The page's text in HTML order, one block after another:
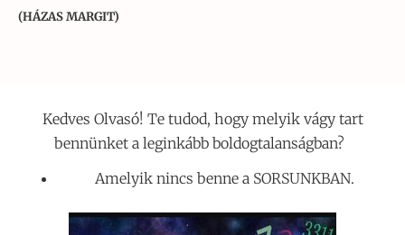
(HÁZAS MARGIT)
Kedves Olvasó! Te tudod, hogy melyik vágy tart
bennünket a leginkább boldogtalanságban?
Amelyik nincs benne a SORSUNKBAN.